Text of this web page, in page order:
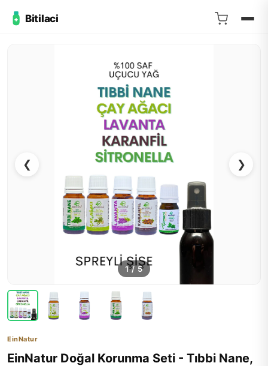
Bitilaci
❮ ❯
1/5
EinNatur
EinNatur Doğal Korunma Seti - Tıbbi Nane,